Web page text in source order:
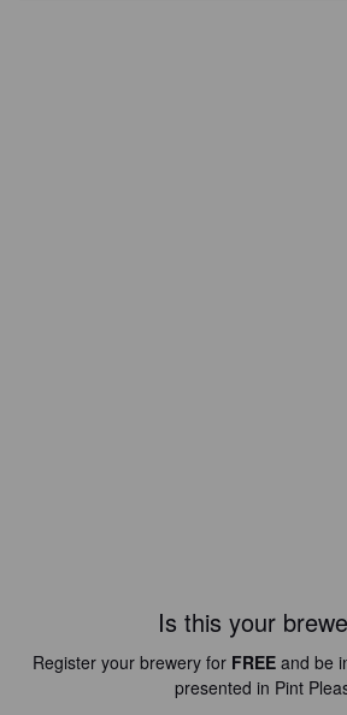
Is this your
Register your brewery for FREE and be
presented in Pint